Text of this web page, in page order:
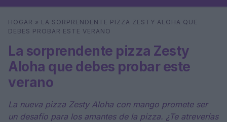
Buscar ⌕
HOGAR » LA SORPRENDENTE PIZZA ZESTY ALOHA QUE
DEBES PROBAR ESTE VERANO
La sorprendente pizza Zesty
Aloha que debes probar este
verano
La nueva pizza Zesty Aloha con mango promete ser
un desafío para los amantes de la pizza. ¿Te atreverías